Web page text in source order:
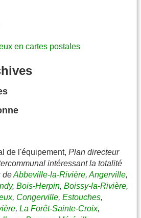
en cartes postales
de l'équipement, Plan directeur
intéressant la totalité
deAbbeville-la-Rivière, Angerville,
, Bois-Herpin, Boissy-la-Rivière,
, Congerville, Estouches,
, La Forêt-Sainte-Croix,